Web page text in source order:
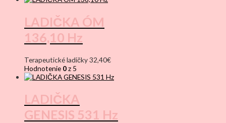
LADIČKA ÓM
136,10 Hz
Terapeutické ladičky32,40€
Hodnotenie 0z 5
LADIČKA
GENESIS 531 Hz